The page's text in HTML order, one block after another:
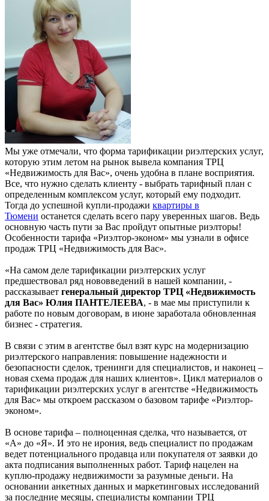
Мы уже отмечали, что форма тарификации риэлтерских услуг,
которую этим летом на рынок вывела компания ТРЦ
«Недвижимость для Вас», очень удобна в плане восприятия.
Все, что нужно сделать клиенту - выбрать тарифный план с
определенным комплексом услуг, который ему подходит.
Тогда до успешной купли-продажи квартиры в
Тюмени останется сделать всего пару уверенных шагов. Ведь
основную часть пути за Вас пройдут опытные риэлторы!
Особенности тарифа «Риэлтор-эконом» мы узнали в офисе
продаж ТРЦ «Недвижимость для Вас».
«На самом деле тарификации риэлтерских услуг
предшествовал ряд нововведений в нашей компании, -
рассказывает генеральный директор ТРЦ «Недвижимость
для Вас» Юлия ПАНТЕЛЕЕВА, - в мае мы приступили к
работе по новым договорам, в июне заработала обновленная
бизнес - стратегия.
В связи с этим в агентстве был взят курс на модернизацию
риэлтерского направления: повышение надежности и
безопасности сделок, тренинги для специалистов, и наконец –
новая схема продаж для наших клиентов». Цикл материалов о
тарификации риэлтерских услуг в агентстве «Недвижимость
для Вас» мы откроем рассказом о базовом тарифе «Риэлтор-
эконом».
В основе тарифа – полноценная сделка, что называется, от
«А» до «Я». И это не ирония, ведь специалист по продажам
ведет потенциального продавца или покупателя от заявки до
акта подписания выполненных работ. Тариф нацелен на
куплю-продажу недвижимости за разумные деньги. На
основании анкетных данных и маркетинговых исследований
за последние месяцы, специалисты компании ТРЦ